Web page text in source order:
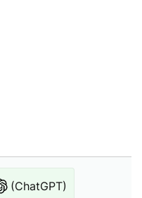
(ChatGPT)